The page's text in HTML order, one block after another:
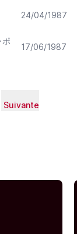
24/04/1987
ポ
17/06/1987
Suivante